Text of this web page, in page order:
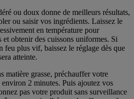
ou doux donne de meilleurs résultats,
ou saisir vos ingrédients. Laissez le
en température pour
et obtenir des cuissons uniformes. Si
feu plus vif, baissez le réglage dès que
atteinte.
matière grasse, préchauffer votre
2 minutes. Puis ajoutez vos
pas votre produit sans surveillance